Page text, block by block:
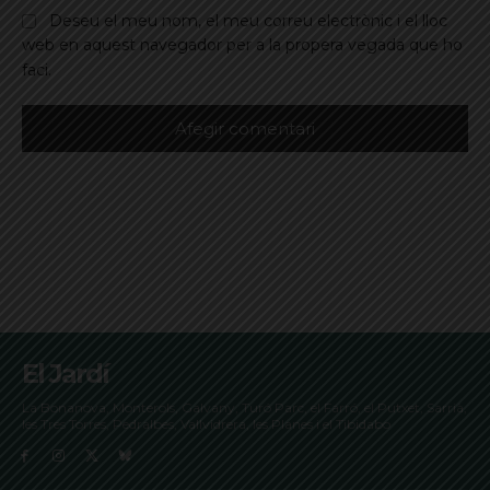
Deseu el meu nom, el meu correu electrònic i el lloc
web en aquest navegador per a la propera vegada que ho
faci.
El Jardí
La Bonanova, Monterols, Galvany, Turó Parc, el Farró, el Putxet, Sarrià,
les Tres Torres, Pedralbes, Vallvidrera, les Planes i el Tibidabo